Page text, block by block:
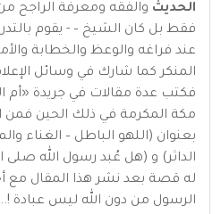
الحديث والفقه ومعرفة الراجح
فقط بل كان الشيخ – - يقوم
عند فراغه والوعظ والخطابة
المنكر كما شارك في وسائل
فكتب عدة مقالات في جريدة «أم
مكة المكرمة في ذلك الحين فمن
بعنوان (اللهو الباطل – الغناء
الداثر) و (هل عُبد رسول الله
له قصة بعد نشر هذا المقال مع
الرسول من دون الله ليس عبادة